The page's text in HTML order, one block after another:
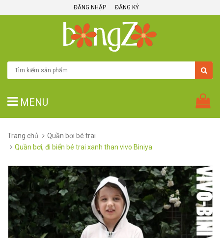
ĐĂNG NHẬP ĐĂNG KÝ
MENU
Trang chủ
Quần bơi bé trai
Quần bơi, đi biển bé trai xanh than vivo Biniya